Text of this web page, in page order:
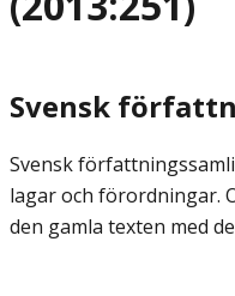
Svensk
Svensk
lagar och förordningar.
den gamla texten med